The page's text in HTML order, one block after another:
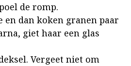
de romp.
en dan koken granen paar
giet haar een glas
Vergeet niet om